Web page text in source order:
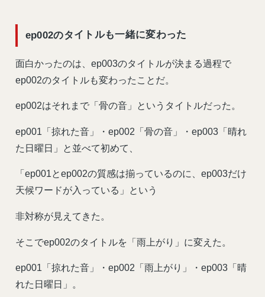
ep002のタイトルも一緒に変わった
面白かったのは、ep003のタイトルが決まる過程で
ep002のタイトルも変わったことだ。
ep002はそれまで「骨の音」というタイトルだった。
ep001「掠れた音」・ep002「骨の音」・ep003「晴れ
た日曜日」と並べて初めて、
「ep001とep002の質感は揃っているのに、ep003だけ
天候ワードが入っている」という
非対称が見えてきた。
そこでep002のタイトルを「雨上がり」に変えた。
ep001「掠れた音」・ep002「雨上がり」・ep003「晴
れた日曜日」。